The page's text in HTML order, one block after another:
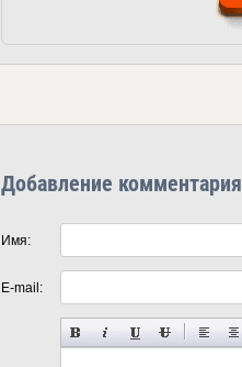
Добавление комментария
Имя:
E-mail: